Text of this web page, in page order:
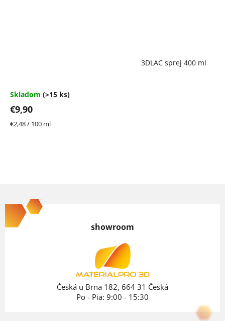
3DLAC sprej 400 ml
4,7
5
hviezdičiek.
Skladom (>15 ks)
€9,90
Jednotková
€2,48 / 100 ml
á
p
showroom
Česká u Brna 182, 664 31 Česká
Po - Pia: 9:00 - 15:30